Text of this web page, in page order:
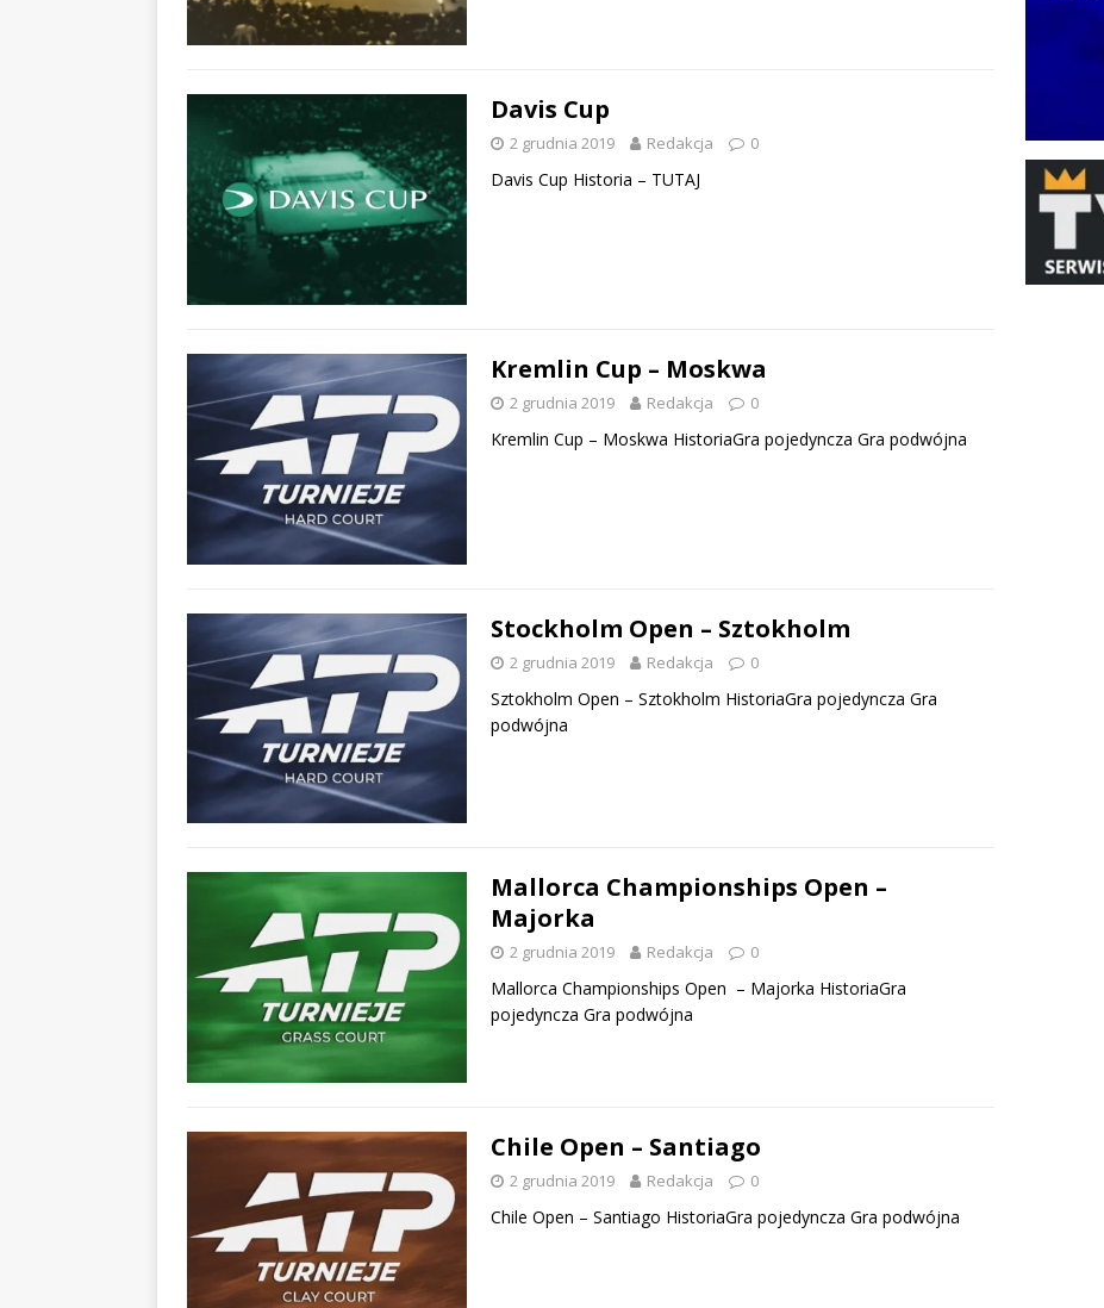
Davis Cup
2 grudnia 2019 Redakcja 0
Davis Cup Historia – TUTAJ
Kremlin Cup – Moskwa
2 grudnia 2019 Redakcja 0
Kremlin Cup – Moskwa HistoriaGra pojedyncza Gra podwójna
Stockholm Open – Sztokholm
2 grudnia 2019 Redakcja 0
Sztokholm Open – Sztokholm HistoriaGra pojedyncza Gra
podwójna
Mallorca Championships Open –
Majorka
2 grudnia 2019 Redakcja 0
Mallorca Championships Open – Majorka HistoriaGra
pojedyncza Gra podwójna
Chile Open – Santiago
2 grudnia 2019 Redakcja 0
Chile Open – Santiago HistoriaGra pojedyncza Gra podwójna